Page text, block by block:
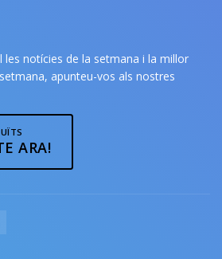
les notícies de la setmana i la millor
apunteu-vos als nostres
ARA!